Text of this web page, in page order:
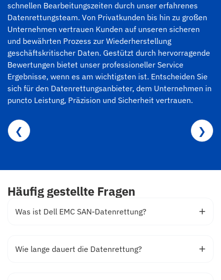
schnellen Bearbeitungszeiten durch unser erfahrenes
Datenrettungsteam. Von Privatkunden bis hin zu großen
Unternehmen vertrauen Kunden auf unseren sicheren
und bewährten Prozess zur Wiederherstellung
geschäftskritischer Daten. Gestützt durch hervorragende
Bewertungen bietet unser professioneller Service
Ergebnisse, wenn es am wichtigsten ist. Entscheiden Sie
sich für den Datenrettungsanbieter, dem Unternehmen in
puncto Leistung, Präzision und Sicherheit vertrauen.
❮ ❯
Häufig gestellte Fragen
Was ist Dell EMC SAN-Datenrettung?
Wie lange dauert die Datenrettung?